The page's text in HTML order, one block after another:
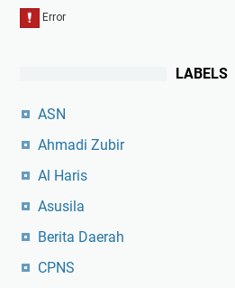
LABELS
ASN
Ahmadi Zubir
Al Haris
Asusila
Berita Daerah
CPNS